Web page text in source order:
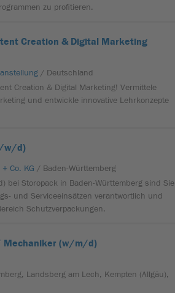
zu profitieren.
Creation & Digital Marketing
/ Deutschland
Creation & Digital Marketing! Vermittele
und entwickle innovative Lehrkonzepte
w/d)
Co. KG / Baden-Württemberg
bei Storopack in Baden-Württemberg sind Sie
und Serviceeinsätzen verantwortlich und
Schutzverpackungen.
Mechaniker (w/m/d)
Landsberg am Lech, Kempten (Allgäu),